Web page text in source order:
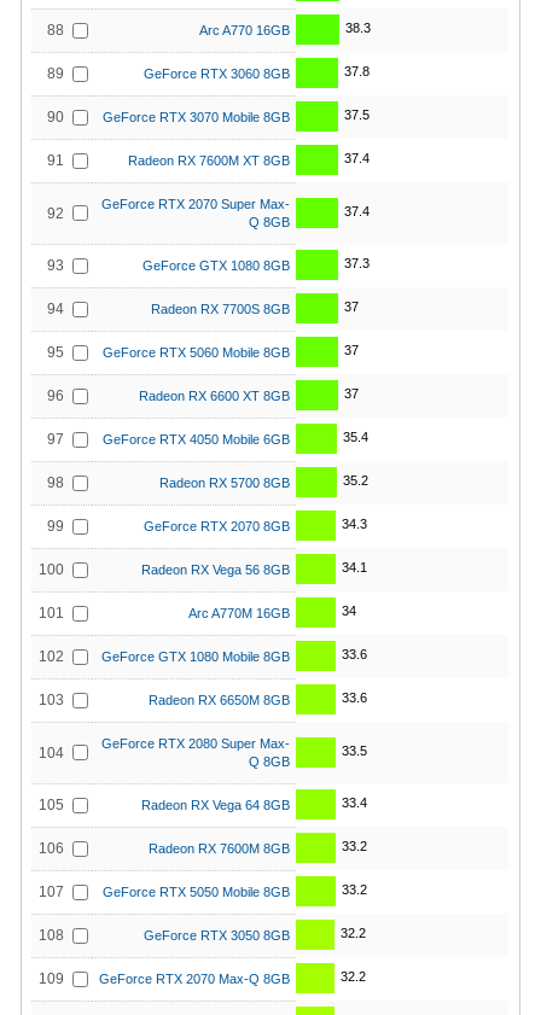
88 Arc A770 16GB 38.3
89 GeForce RTX 3060 8GB 37.8
90 GeForce RTX 3070 Mobile 8GB 37.5
91 Radeon RX 7600M XT 8GB 37.4
92
GeForce RTX 2070 Super Max-
Q 8GB
37.4
93 GeForce GTX 1080 8GB 37.3
94 Radeon RX 7700S 8GB 37
95 GeForce RTX 5060 Mobile 8GB 37
96 Radeon RX 6600 XT 8GB 37
97 GeForce RTX 4050 Mobile 6GB 35.4
98 Radeon RX 5700 8GB 35.2
99 GeForce RTX 2070 8GB 34.3
100 Radeon RX Vega 56 8GB 34.1
101 Arc A770M 16GB 34
102 GeForce GTX 1080 Mobile 8GB 33.6
103 Radeon RX 6650M 8GB 33.6
104
GeForce RTX 2080 Super Max-
Q 8GB
33.5
105 Radeon RX Vega 64 8GB 33.4
106 Radeon RX 7600M 8GB 33.2
107 GeForce RTX 5050 Mobile 8GB 33.2
108 GeForce RTX 3050 8GB 32.2
109 GeForce RTX 2070 Max-Q 8GB 32.2